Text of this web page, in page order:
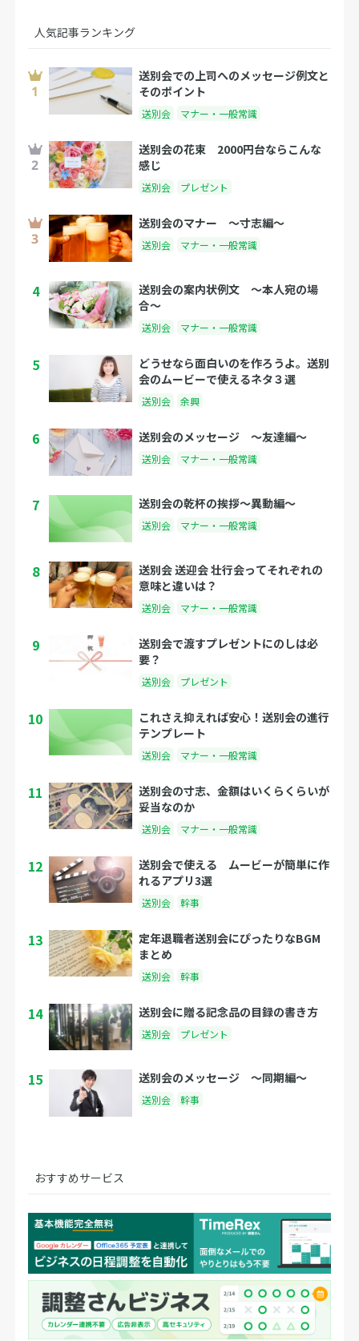
人気記事ランキング
送別会での上司へのメッセージ例文と
そのポイント
送別会 マナー・一般常識
送別会の花束 2000円台ならこんな
感じ
送別会 プレゼント
送別会のマナー 〜寸志編〜
送別会 マナー・一般常識
4
送別会の案内状例文 〜本人宛の場
合〜
送別会 マナー・一般常識
5
どうせなら面白いのを作ろうよ。送別
会のムービーで使えるネタ３選
送別会 余興
6 送別会のメッセージ 〜友達編〜
送別会 マナー・一般常識
7 送別会の乾杯の挨拶〜異動編〜
送別会 マナー・一般常識
8
送別会 送迎会 壮行会ってそれぞれの
意味と違いは？
送別会 マナー・一般常識
9
送別会で渡すプレゼントにのしは必
要？
送別会 プレゼント
10
これさえ抑えれば安心！送別会の進行
テンプレート
送別会 マナー・一般常識
11
送別会の寸志、金額はいくらくらいが
妥当なのか
送別会 マナー・一般常識
12
送別会で使える ムービーが簡単に作
れるアプリ3選
送別会 幹事
13
定年退職者送別会にぴったりなBGM
まとめ
送別会 幹事
14 送別会に贈る記念品の目録の書き方
送別会 プレゼント
15 送別会のメッセージ 〜同期編〜
送別会 幹事
おすすめサービス